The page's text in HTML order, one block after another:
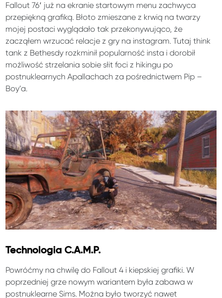
Fallout 76′ już na ekranie startowym menu zachwyca
przepiękną grafiką. Błoto zmieszane z krwią na twarzy
mojej postaci wyglądało tak przekonywująco, że
zacząłem wrzucać relacje z gry na instagram. Tutaj think
tank z Bethesdy rozkminił popularność insta i dorobił
możliwość strzelania sobie słit foci z hikingu po
postnuklearnych Apallachach za pośrednictwem Pip –
Boy’a.
Technologia C.A.M.P.
Powróćmy na chwilę do Fallout 4 i kiepskiej grafiki. W
poprzedniej grze nowym wariantem była zabawa w
postnuklearne Sims. Można było tworzyć nawet